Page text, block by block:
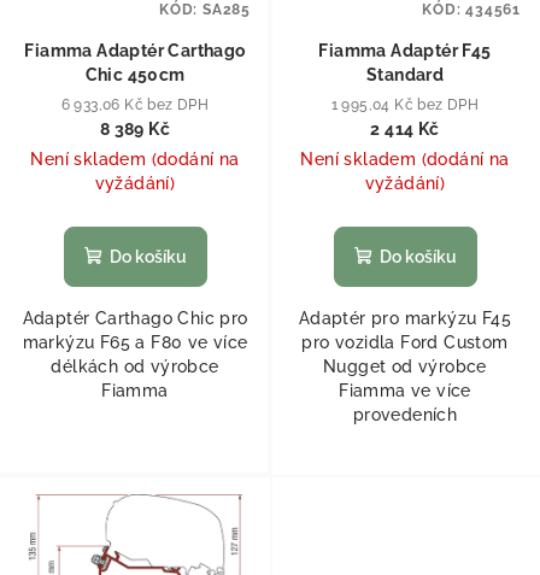
Fiamma Adaptér Carthago
Chic 450cm
6 933,06 Kč bez DPH
8 389 Kč
Není skladem (dodání na
vyžádání)
Do košíku
Adaptér Carthago Chic pro
markýzu F65 a F80 ve více
délkách od výrobce
Fiamma
KÓD: SA285
Fiamma Adaptér F45
Standard
1 995,04 Kč bez DPH
2 414 Kč
Není skladem (dodání na
vyžádání)
Do košíku
Adaptér pro markýzu F45
pro vozidla Ford Custom
Nugget od výrobce
Fiamma ve více
provedeních
KÓD:434561